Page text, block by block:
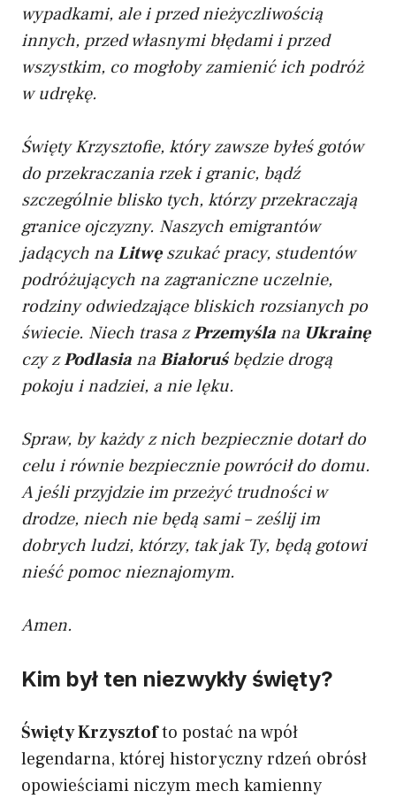
wypadkami, ale i przed nieżyczliwością
innych, przed własnymi błędami i przed
wszystkim, co mogłoby zamienić ich podróż
w udrękę.
Święty Krzysztofie, który zawsze byłeś gotów
do przekraczania rzek i granic, bądź
szczególnie blisko tych, którzy przekraczają
granice ojczyzny. Naszych emigrantów
jadących naLitwęszukać pracy, studentów
podróżujących na zagraniczne uczelnie,
rodziny odwiedzające bliskich rozsianych po
świecie. Niech trasa zPrzemyślana Ukrainę
czy zPodlasianaBiałoruśbędzie drogą
pokoju i nadziei, a nie lęku.
Spraw, by każdy z nich bezpiecznie dotarł do
celu i równie bezpiecznie powrócił do domu.
A jeśli przyjdzie im przeżyć trudności w
drodze, niech nie będą sami – ześlij im
dobrych ludzi, którzy, tak jak Ty, będą gotowi
nieść pomoc nieznajomym.
Amen.
Kim był ten niezwykły święty?
Święty Krzysztofto postać na wpół
legendarna, której historyczny rdzeń obrósł
opowieściami niczym mech kamienny